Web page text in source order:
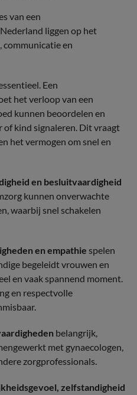
van een
liggen op het
communicatie en
Een
het verloop van een
kunnen beoordelen en
kind signaleren. Dit vraagt
het vermogen om snel en
en besluitvaardigheid
kunnen onverwachte
waarbij snel schakelen
en empathie spelen
begeleidt vrouwen en
en vaak spannend moment.
en respectvolle
belangrijk,
met gynaecologen,
zorgprofessionals.
zelfstandigheid